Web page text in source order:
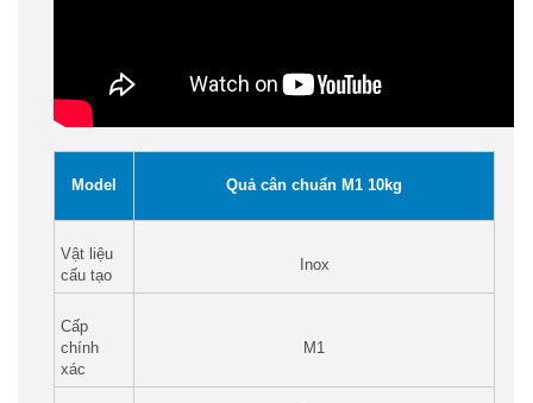
Model Quả cân chuẩn M1 10kg
Vật liệu
cấu tạo
Inox
Cấp
chính
xác
M1